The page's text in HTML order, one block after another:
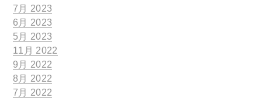
7月 2023
6月 2023
5月 2023
11月 2022
9月 2022
8月 2022
7月 2022